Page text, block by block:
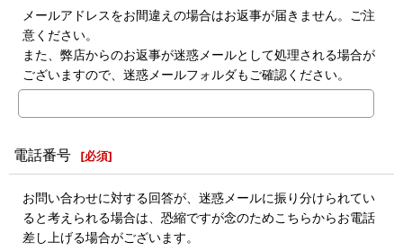
メールアドレスをお間違えの場合はお返事が届きません。ご注
意ください。
また、弊店からのお返事が迷惑メールとして処理される場合が
ございますので、迷惑メールフォルダもご確認ください。
電話番号 [必須]
お問い合わせに対する回答が、迷惑メールに振り分けられてい
ると考えられる場合は、恐縮ですが念のためこちらからお電話
差し上げる場合がございます。